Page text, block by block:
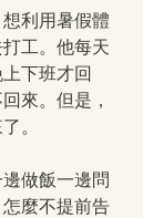
利用暑假體
工。他每天
下班才回
來。但是，
。
做飯一邊問
麼不提前告